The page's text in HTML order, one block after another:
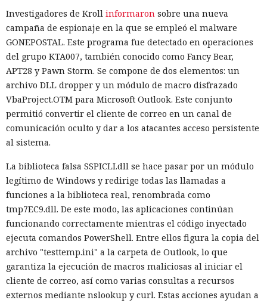
Investigadores de Kroll informaron sobre una nueva
campaña de espionaje en la que se empleó el malware
GONEPOSTAL. Este programa fue detectado en operaciones
del grupo KTA007, también conocido como Fancy Bear,
APT28 y Pawn Storm. Se compone de dos elementos: un
archivo DLL dropper y un módulo de macro disfrazado
VbaProject.OTM para Microsoft Outlook. Este conjunto
permitió convertir el cliente de correo en un canal de
comunicación oculto y dar a los atacantes acceso persistente
al sistema.
La biblioteca falsa SSPICLI.dll se hace pasar por un módulo
legítimo de Windows y redirige todas las llamadas a
funciones a la biblioteca real, renombrada como
tmp7EC9.dll. De este modo, las aplicaciones continúan
funcionando correctamente mientras el código inyectado
ejecuta comandos PowerShell. Entre ellos figura la copia del
archivo "testtemp.ini" a la carpeta de Outlook, lo que
garantiza la ejecución de macros maliciosas al iniciar el
cliente de correo, así como varias consultas a recursos
externos mediante nslookup y curl. Estas acciones ayudan a